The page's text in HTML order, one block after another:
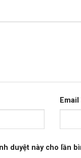
Email
duyệt này cho lần